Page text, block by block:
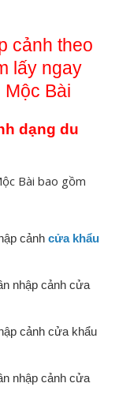
cảnh theo
lấy ngay
Bài
dạng du
Bài bao gồm
cảnh cửa khẩu
nhập cảnh cửa
cảnh cửa khẩu
nhập cảnh cửa